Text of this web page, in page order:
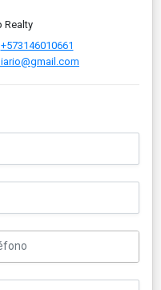
Realty
+573146010661